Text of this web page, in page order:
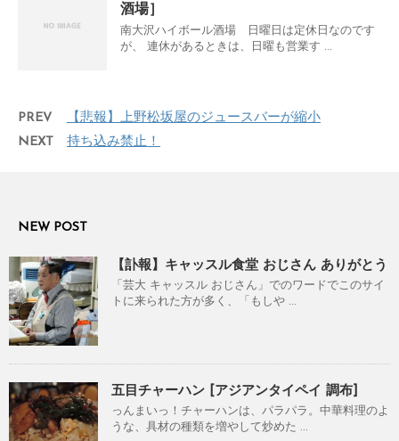
酒場］
南大沢ハイボール酒場 日曜日は定休日なのです
が、 連休があるときは、日曜も営業す ...
PREV
【悲報】上野松坂屋のジュースバーが縮小
NEXT
持ち込み禁止！
NEW POST
【訃報】キャッスル食堂 おじさん ありがとう
「芸大 キャッスル おじさん」でのワードでこのサイ
トに来られた方が多く、「もしや ...
五目チャーハン [アジアンタイペイ 調布]
っんまいっ！チャーハンは、パラパラ。中華料理のよ
うな、具材の種類を増やして炒めた ...